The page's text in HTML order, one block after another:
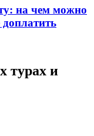
на чем можно
турах и